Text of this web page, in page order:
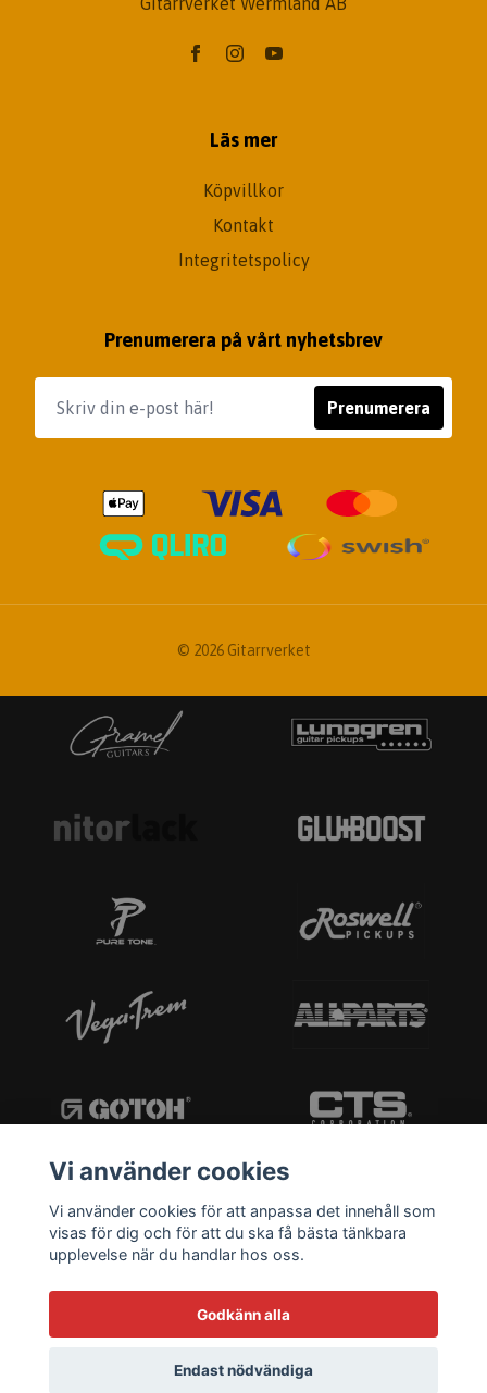
Läs mer
Köpvillkor
Kontakt
Integritetspolicy
Prenumerera på vårt nyhetsbrev
Prenumerera
© 2026 Gitarrverket
Vi använder cookies
Vi använder cookies för att anpassa det innehåll som
visas för dig och för att du ska få bästa tänkbara
upplevelse när du handlar hos oss.
Godkänn alla
Endast nödvändiga